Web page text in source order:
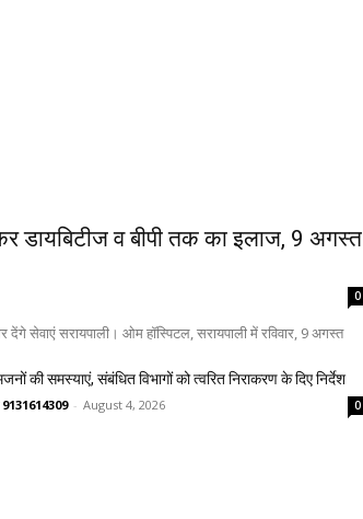
डायबिटीज व बीपी तक का इलाज, 9 अगस्त
0
सेवाएं सरायपाली। ओम हॉस्पिटल, सरायपाली में रविवार, 9 अगस्त
की समस्याएं, संबंधित विभागों को त्वरित निराकरण के दिए निर्देश
9131614309 - August 4, 2026 0